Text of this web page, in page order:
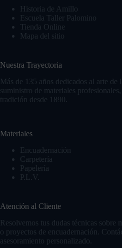
Historia de Amillo
Escuela Taller Palomino
Tienda Online
Mapa del sitio
Nuestra Trayectoria
Más de 135 años dedicados al arte de
suministro de materiales
tradición desde 1890.
Materiales
Encuadernación
Carpetería
Papelería
P.L.V.
Atención al Cliente
Resolvemos tus dudas técnicas sobre
o proyectos de encuadernación.
asesoramiento personalizado.